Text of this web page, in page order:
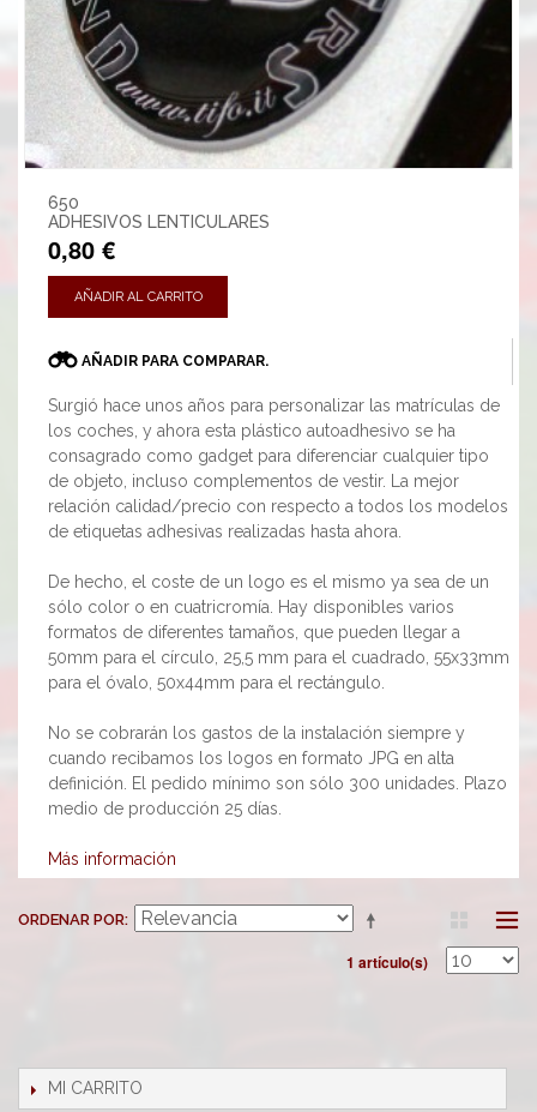
650
ADHESIVOS LENTICULARES
0,80 €
AÑADIR AL CARRITO
AÑADIR PARA COMPARAR.
Surgió hace unos años para personalizar las matrículas de
los coches, y ahora esta plástico autoadhesivo se ha
consagrado como gadget para diferenciar cualquier tipo
de objeto, incluso complementos de vestir. La mejor
relación calidad/precio con respecto a todos los modelos
de etiquetas adhesivas realizadas hasta ahora.
De hecho, el coste de un logo es el mismo ya sea de un
sólo color o en cuatricromía. Hay disponibles varios
formatos de diferentes tamaños, que pueden llegar a
50mm para el círculo, 25,5 mm para el cuadrado, 55x33mm
para el óvalo, 50x44mm para el rectángulo.
No se cobrarán los gastos de la instalación siempre y
cuando recibamos los logos en formato JPG en alta
definición. El pedido mínimo son sólo 300 unidades. Plazo
medio de producción 25 días.
Más información
ORDENAR POR
1 artículo(s)
MI CARRITO